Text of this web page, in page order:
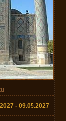
- 09.05.2027